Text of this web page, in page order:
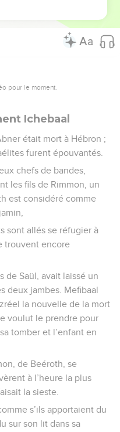
pour le moment.
Ichebaal
était mort à Hébron ;
furent épouvantés.
chefs de bandes,
les fils de Rimmon, un
est considéré comme
sont allés se réfugier à
trouvent encore
de Saül, avait laissé un
deux jambes. Mefibaal
la nouvelle de la mort
voulut le prendre pour
tomber et l’enfant en
de Beéroth, se
à l’heure la plus
la sieste.
s’ils apportaient du
sur son lit dans sa